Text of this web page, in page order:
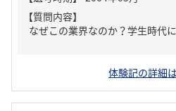
【質問内容】
なぜこの業界なのか？学生時代
体験記の詳細